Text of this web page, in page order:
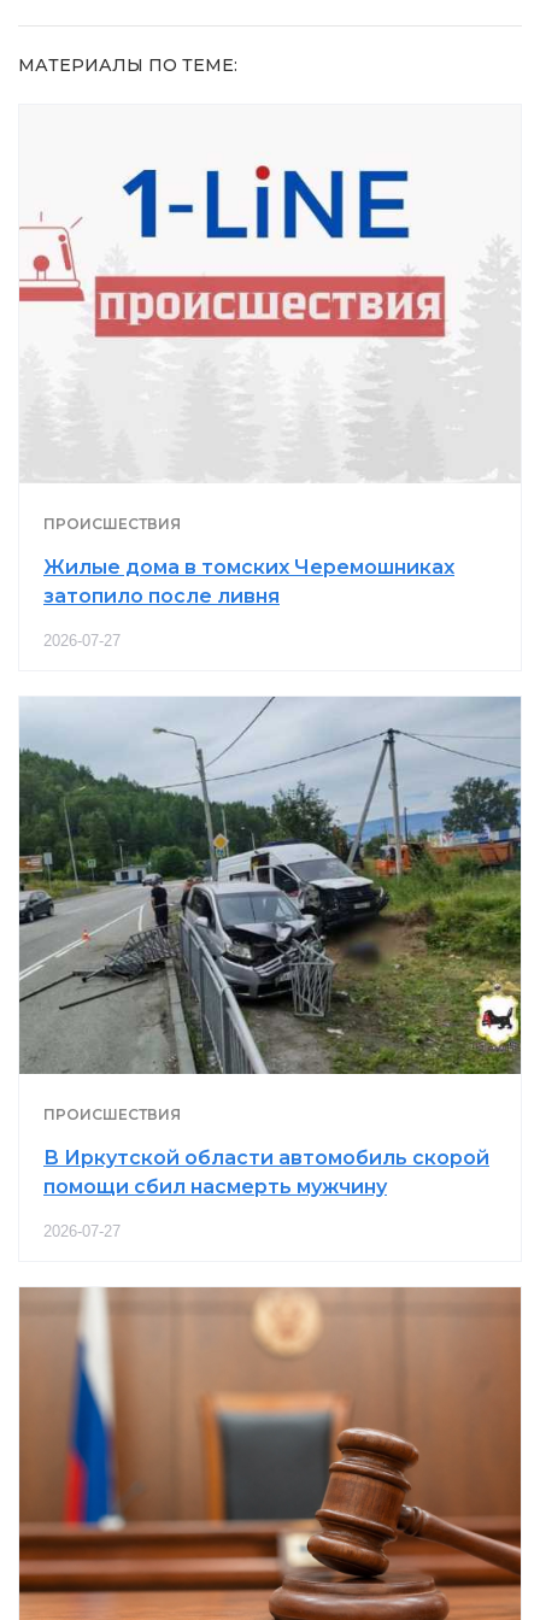
МАТЕРИАЛЫ ПО ТЕМЕ:
ПРОИСШЕСТВИЯ
Жилые дома в томских Черемошниках
затопило после ливня
2026-07-27
ПРОИСШЕСТВИЯ
В Иркутской области автомобиль скорой
помощи сбил насмерть мужчину
2026-07-27